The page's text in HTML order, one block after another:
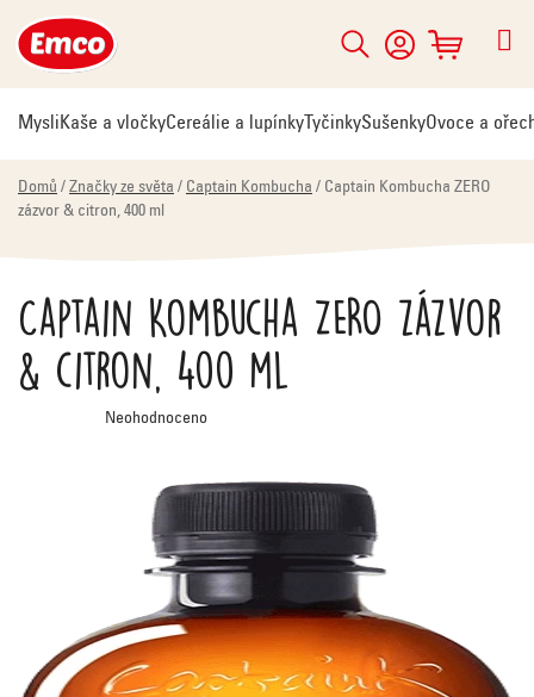
na
obsah
Hledat
NÁKUPNÍ
KOŠÍK
MysliKaše a vločkyCereálie a lupínky TyčinkySušenkyOvoce a
Domů / Značky ze světa / Captain Kombucha / Captain Kombucha ZERO
zázvor & citron, 400 ml
Captain Kombucha ZERO zázvor
& citron, 400 ml
Průměrné
hodnocení
hvězdiček.
Neohodnoceno